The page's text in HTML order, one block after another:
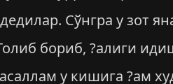
Сўнгра у зот
бориб, ?алиги
у кишига ?ам